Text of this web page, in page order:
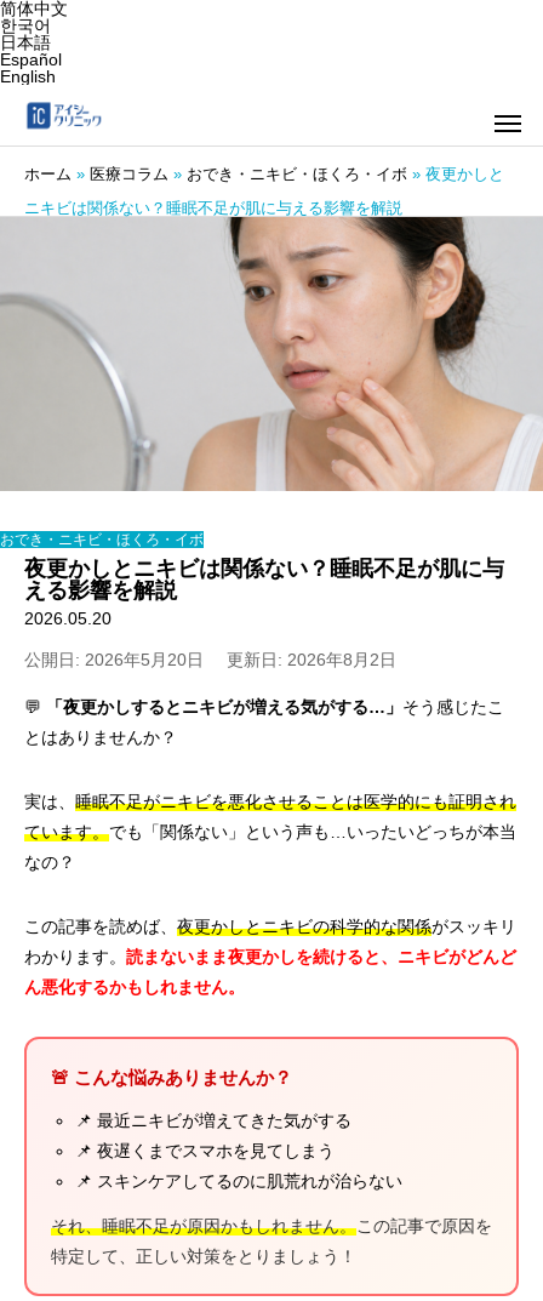
简体中文
한국어
日本語
Español
English
ホーム » 医療コラム » おでき・ニキビ・ほくろ・イボ » 夜更かしと
ニキビは関係ない？睡眠不足が肌に与える影響を解説
おでき・ニキビ・ほくろ・イボ
夜更かしとニキビは関係ない？睡眠不足が肌に与
える影響を解説
2026.05.20
公開日: 2026年5月20日 更新日: 2026年8月2日
💬 「夜更かしするとニキビが増える気がする…」 そう感じたこ
とはありませんか？
実は、 睡眠不足がニキビを悪化させることは医学的にも証明され
ています。でも「関係ない」という声も…いったいどっちが本当
なの？
この記事を読めば、 夜更かしとニキビの科学的な関係がスッキリ
わかります。 読まないまま夜更かしを続けると、ニキビがどんど
ん悪化するかもしれません。
🚨 こんな悩みありませんか？
📌 最近ニキビが増えてきた気がする
📌 夜遅くまでスマホを見てしまう
📌 スキンケアしてるのに肌荒れが治らない
それ、睡眠不足が原因かもしれません。この記事で原因を
特定して、正しい対策をとりましょう！